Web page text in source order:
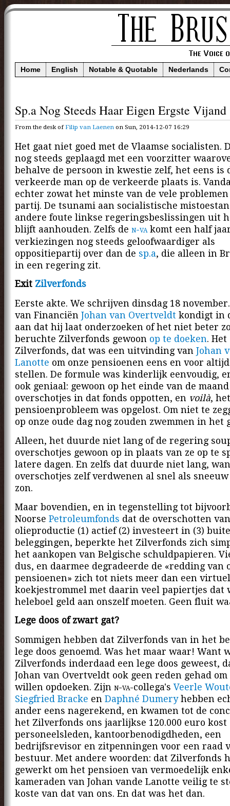
Home English Notable & Quotable Nederlands
Sp.a Nog Steeds Haar Eigen Ergste Vijand
From the desk ofFilip van Laenen on Sun, 2014-12-07 16:29
Het gaat niet goed met de Vlaamse socialisten.
nog steeds geplaagd met een voorzitter
behalve de persoon in kwestie zelf, het eens is
verkeerde man op de verkeerde plaats is.
echter zowat het minste van de vele
partij. De tsunami aan socialistische
andere foute linkse regeringsbeslissingen uit
blijft aanhouden. Zelfs de n-va komt een half
verkiezingen nog steeds geloofwaardiger als
oppositiepartij over dan de sp.a, die alleen in
in een regering zit.
Exit Zilverfonds
Eerste akte. We schrijven dinsdag 18
van Financiën Johan van Overtveldt kondigt in
aan dat hij laat onderzoeken of het niet beter
beruchte Zilverfonds gewoon op te doeken. Het
Zilverfonds, dat was een uitvinding van Johan
Lanotte om onze pensioenen eens en voor
stellen. De formule was kinderlijk eenvoudig,
ook geniaal: gewoon op het einde van de
overschotjes in dat fonds oppotten, en voilà, het
pensioenprobleem was opgelost. Om niet te
op onze oude dag nog zouden zwemmen in het
Alleen, het duurde niet lang of de regering
overschotjes gewoon op in plaats van ze op te
latere dagen. En zelfs dat duurde niet lang,
overschotjes zelf verdwenen al snel als
zon.
Maar bovendien, en in tegenstelling tot
Noorse Petroleumfonds dat de overschotten
olieproductie (1) actief (2) investeert in (3)
beleggingen, beperkte het Zilverfonds zich
het aankopen van Belgische schuldpapieren.
dus, en daarmee degradeerde de «redding van
pensioenen» zich tot niets meer dan een
koekjestrommel met daarin veel papiertjes dat
heleboel geld aan onszelf moeten. Geen fluit
Lege doos of zwart gat?
Sommigen hebben dat Zilverfonds van in het
lege doos genoemd. Was het maar waar! Want
Zilverfonds inderdaad een lege doos geweest,
Johan van Overtveldt ook geen reden gehad
willen opdoeken. Zijn n-va-collega'sVeerle
Siegfried Bracke en Daphné Dumeryhebben
ander eens nagerekend, en kwamen tot de
het Zilverfonds ons jaarlijkse 120.000 euro kost
personeelsleden, kantoorbenodigdheden, een
bedrijfsrevisor en zitpenningen voor een raad
bestuur. Met andere woorden: dat Zilverfonds
gewerkt om het pensioen van vermoedelijk
kameraden van Johan vande Lanotte veilig te
koste van dat van ons. En dat was het dan.